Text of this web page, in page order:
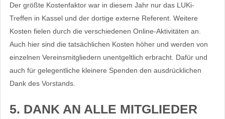
Der größte Kostenfaktor war in diesem Jahr nur das LUKi-
Treffen in Kassel und der dortige externe Referent. Weitere
Kosten fielen durch die verschiedenen Online-Aktivitäten an.
Auch hier sind die tatsächlichen Kosten höher und werden von
einzelnen Vereinsmitgliedern unentgeltlich erbracht. Dafür und
auch für gelegentliche kleinere Spenden den ausdrücklichen
Dank des Vorstands.
5. DANK AN ALLE MITGLIEDER